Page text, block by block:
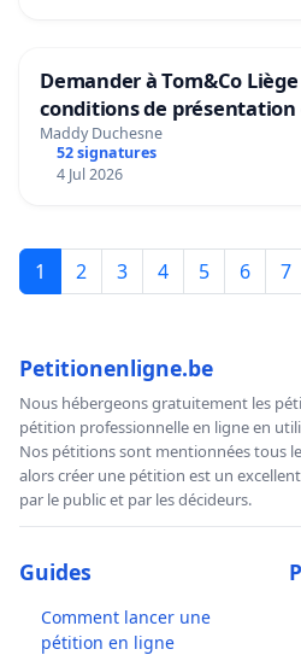
Demander à Tom&Co
conditions de
mettre fin à la vente
Maddy Duchesne
52 signatures
4 Jul 2026
1 2 3 4 5 6 7
Petitionenligne.be
Nous hébergeons gratuitement les
pétition professionnelle en ligne en
Nos pétitions sont mentionnées tous
alors créer une pétition est un
par le public et par les décideurs.
Guides
Comment lancer une
pétition en ligne